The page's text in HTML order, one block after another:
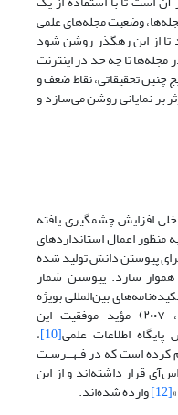
وضعیت مجله‌های علمی
تا از این رهگذر روشن شود
مجله‌ها تا چه حد در اینترنت
چنین تحقیقاتی، نقاط ضعف و
بر نمایانی روشن می‌سازد و
افزایش چشمگیری یافته
منظور اعمال استانداردهای
برای پیوستن دانش تولید شده
سازد. پیوستن شمار
بین‌المللی بویژه
، ٢٠٠٧) مؤید موفقیت این
اطلاعات علمی[10] ،‌
اعلام کرده است که در فـهــرسـت
قرار داشته‌اند و از این
[12]
وارده شده‌اند.